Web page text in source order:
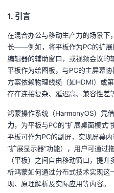
者
我
的
博
客
我
的
论
坛
我
的
圈
子
我
的
直
我
的
我
1. 引言
在混合办公与移动生产力的场景下
长——例如，将平板作为PC的扩展
编辑器的辅助窗口，或视频会议的
平板作为绘图板，与PC的主屏幕
方案依赖物理线缆（如HDMI）或
存在连接复杂、延迟高、兼容性差
鸿蒙操作系统（HarmonyOS）凭
力​，为平板与PC的“扩展桌面模式”
平板可作为PC的副屏，实现屏幕
“扩展显示器”功能），用户可通过
（平板）之间自由移动窗口，提
析鸿蒙如何通过分布式技术实现这
现、原理解析及实际应用等内容。